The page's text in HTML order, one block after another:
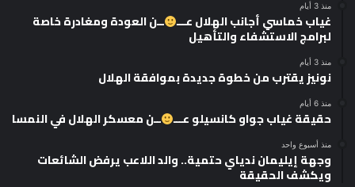
منذ 3 أيام
غياب خماسي أجانب الهلال عـــ ــن العودة ومغادرة خاصة
لبرامج الاستشفاء والتأهيل
منذ 3 أيام
نونيز يقترب من خطوة جديدة بموافقة الهلال
منذ 6 أيام
حقيقة غياب جواو كانسيلو عـــ ــن معسكر الهلال في النمسا
منذ أسبوع واحد
وجهة إيليمان ندياي حتمية.. والد اللاعب يرفض الشائعات
ويكشف الحقيقة